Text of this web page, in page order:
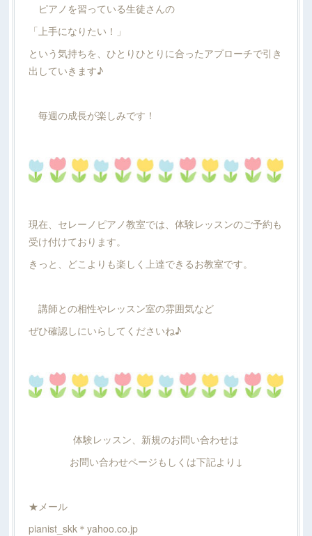
ピアノを習っている生徒さんの
「上手になりたい！」
という気持ちを、ひとりひとりに合ったアプローチで引き
出していきます♪
毎週の成長が楽しみです！
現在、セレーノピアノ教室では、体験レッスンのご予約も
受け付けております。
きっと、どこよりも楽しく上達できるお教室です。
講師との相性やレッスン室の雰囲気など
ぜひ確認しにいらしてくださいね♪
体験レッスン、新規のお問い合わせは
お問い合わせページもしくは下記より↓
★メール
pianist_skk＊yahoo.co.jp